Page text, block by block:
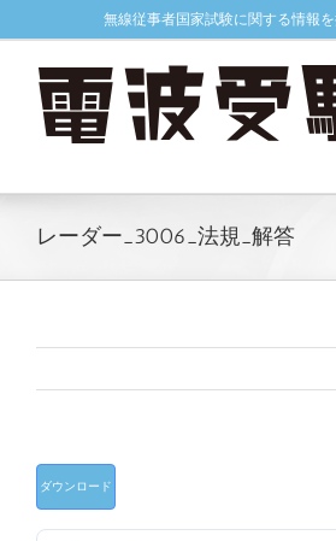
to
無線従事者国家試験に関する情報
レーダー_3006_法規_解答
ダウンロード